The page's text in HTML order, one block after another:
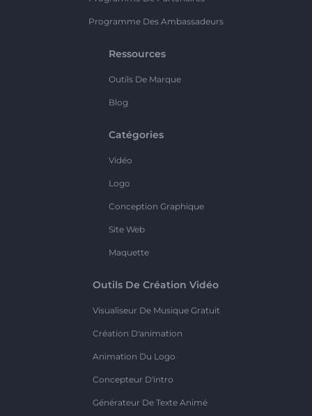
Programme Des Ambassadeurs
Ressources
Outils De Marque
Blog
Catégories
Vidéo
Logo
Conception Graphique
Site Web
Maquette
Outils De Création Vidéo
Visualiseur De Musique Gratuit
Création D'animation
Animation Du Logo
Concepteur D'intro
Générateur De Texte Animé